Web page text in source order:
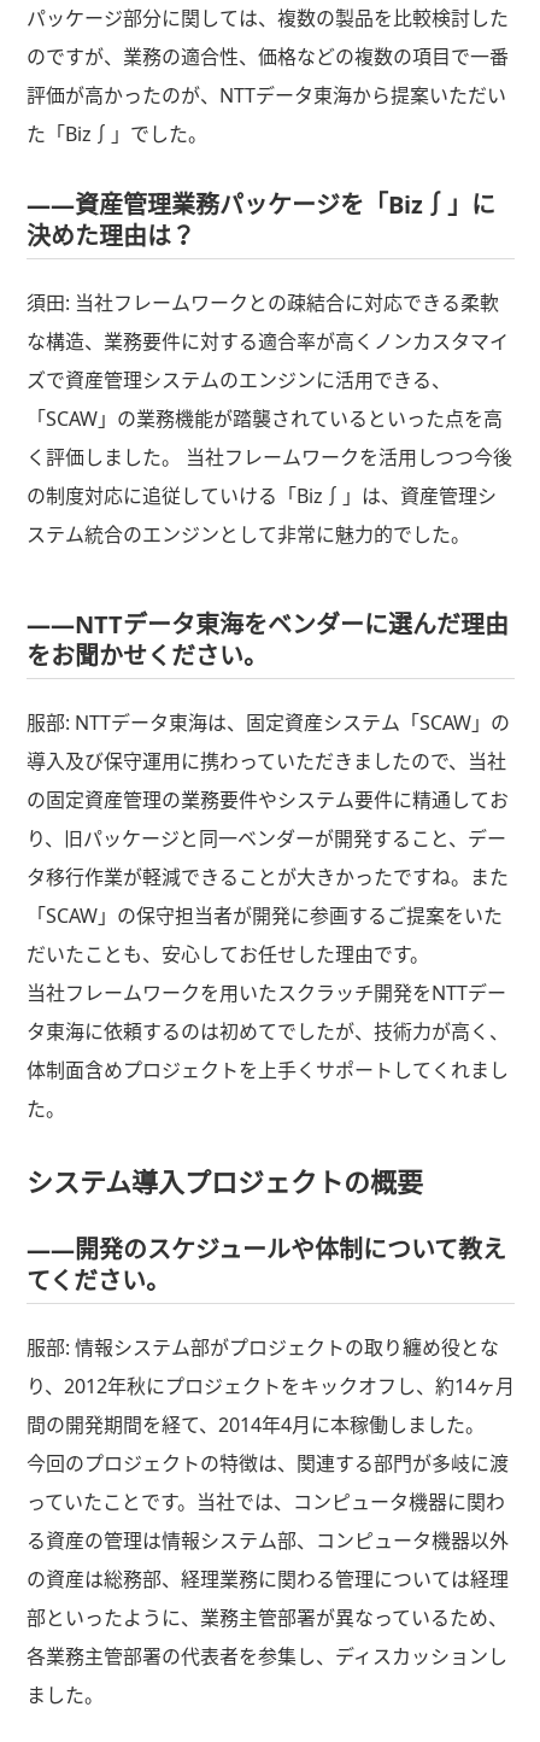
パッケージ部分に関しては、複数の製品を比較検討した
のですが、業務の適合性、価格などの複数の項目で一番
評価が高かったのが、NTTデータ東海から提案いただい
た「Biz∫」でした。
――資産管理業務パッケージを「Biz∫」に
決めた理由は？
須田: 当社フレームワークとの疎結合に対応できる柔軟
な構造、業務要件に対する適合率が高くノンカスタマイ
ズで資産管理システムのエンジンに活用できる、
「SCAW」の業務機能が踏襲されているといった点を高
く評価しました。 当社フレームワークを活用しつつ今後
の制度対応に追従していける「Biz∫」は、資産管理シ
ステム統合のエンジンとして非常に魅力的でした。
――NTTデータ東海をベンダーに選んだ理由
をお聞かせください。
服部: NTTデータ東海は、固定資産システム「SCAW」の
導入及び保守運用に携わっていただきましたので、当社
の固定資産管理の業務要件やシステム要件に精通してお
り、旧パッケージと同一ベンダーが開発すること、デー
タ移行作業が軽減できることが大きかったですね。また
「SCAW」の保守担当者が開発に参画するご提案をいた
だいたことも、安心してお任せした理由です。
当社フレームワークを用いたスクラッチ開発をNTTデー
タ東海に依頼するのは初めてでしたが、技術力が高く、
体制面含めプロジェクトを上手くサポートしてくれまし
た。
システム導入プロジェクトの概要
――開発のスケジュールや体制について教え
てください。
服部: 情報システム部がプロジェクトの取り纏め役とな
り、2012年秋にプロジェクトをキックオフし、約14ヶ月
間の開発期間を経て、2014年4月に本稼働しました。
今回のプロジェクトの特徴は、関連する部門が多岐に渡
っていたことです。当社では、コンピュータ機器に関わ
る資産の管理は情報システム部、コンピュータ機器以外
の資産は総務部、経理業務に関わる管理については経理
部といったように、業務主管部署が異なっているため、
各業務主管部署の代表者を参集し、ディスカッションし
ました。